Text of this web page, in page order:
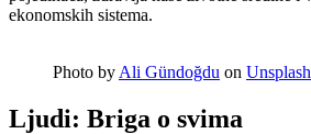
ekonomskih sistema.
Photo by Ali Gündoğdu on Unsplash
Ljudi: Briga o svima